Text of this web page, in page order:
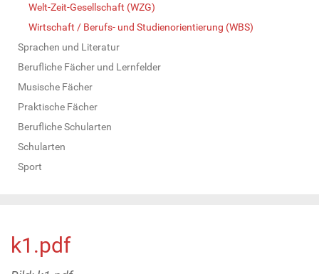
Welt-Zeit-Gesellschaft (WZG)
Wirtschaft / Berufs- und Studienorientierung (WBS)
Sprachen und Literatur
Berufliche Fächer und Lernfelder
Musische Fächer
Praktische Fächer
Berufliche Schularten
Schularten
Sport
k1.pdf